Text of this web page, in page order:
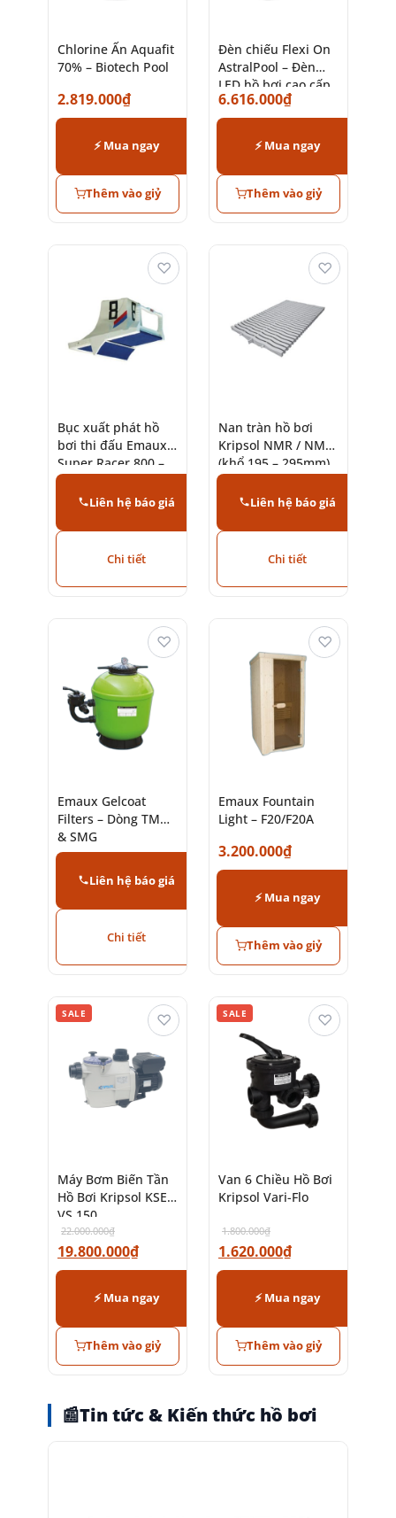
Chlorine Ấn Aquafit
70% – Biotech Pool
2.819.000₫
⚡ Mua ngay
Thêm vào giỷ
Đèn chiếu Flexi On
AstralPool – Đèn
LED hồ bơi cao cấp
chính hãng
6.616.000₫
⚡ Mua ngay
Thêm vào giỷ
Bục xuất phát hồ
bơi thi đấu Emaux
Super Racer 800 –
Racer 600
Liên hệ báo giá
Chi tiết
♡
Nan tràn hồ bơi
Kripsol NMR / NMC
(khổ 195 – 295mm)
và góc RR
Liên hệ báo giá
Chi tiết
♡
Emaux Gelcoat
Filters – Dòng TMG
& SMG
Liên hệ báo giá
Chi tiết
♡
Emaux Fountain
Light – F20/F20A
3.200.000₫
⚡ Mua ngay
Thêm vào giỷ
♡
SALE
Máy Bơm Biến Tần
Hồ Bơi Kripsol KSE
VS 150
22.000.000₫
19.800.000₫
⚡ Mua ngay
Thêm vào giỷ
♡ SALE
Van 6 Chiều Hồ Bơi
Kripsol Vari-Flo
1.800.000₫
1.620.000₫
⚡ Mua ngay
Thêm vào giỷ
♡
📰Tin tức & Kiến thức hồ bơi